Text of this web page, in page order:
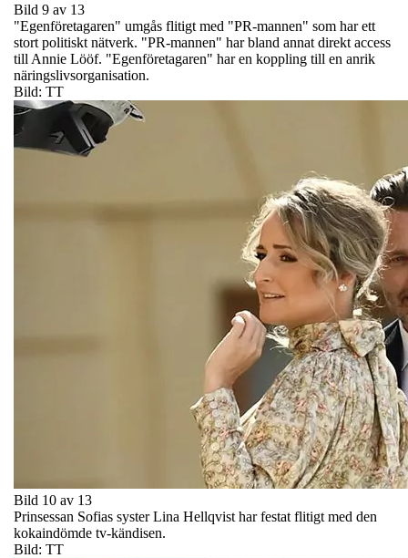
Bild 9 av 13
"Egenföretagaren" umgås flitigt med "PR-mannen" som har ett
stort politiskt nätverk. "PR-mannen" har bland annat direkt access
till Annie Lööf. "Egenföretagaren" har en koppling till en anrik
näringslivsorganisation.
Bild: TT
Bild 10 av 13
Prinsessan Sofias syster Lina Hellqvist har festat flitigt med den
kokaindömde tv-kändisen.
Bild: TT